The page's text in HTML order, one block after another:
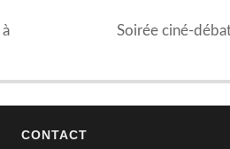
Soirée ciné-
CONTACT